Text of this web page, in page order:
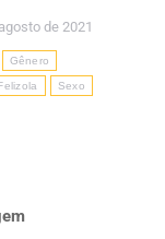
de 2021
Gênero
Sexo